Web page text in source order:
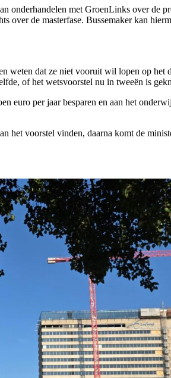
met GroenLinks over de
over de masterfase. Bussemaker kan
weten dat ze niet vooruit wil lopen op
of het wetsvoorstel nu in tweeën is
per jaar besparen en aan het
het voorstel vinden, daarna komt de